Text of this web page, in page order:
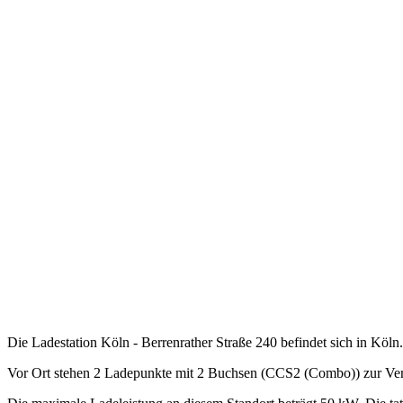
Die Ladestation Köln - Berrenrather Straße 240 befindet sich in Köln.
Vor Ort stehen 2 Ladepunkte mit 2 Buchsen (CCS2 (Combo)) zur